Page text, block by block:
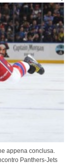
appena conclusa.
Panthers-Jets